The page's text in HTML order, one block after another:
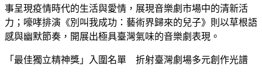
事呈現疫情時代的生活與愛情，展現音樂劇市場中的清新活
力；嚎哮排演《別叫我成功：藝術界歸來的兒子》則以草根語
感與幽默節奏，開展出極具臺灣氣味的音樂劇表現。
「最佳獨立精神獎」入圍名單 折射臺灣劇場多元創作光譜